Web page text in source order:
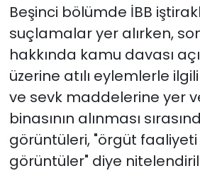
Beşinci bölümde İBB
suçlamalar yer alırken,
hakkında kamu davası
üzerine atılı eylemlerle
ve sevk maddelerine yer
binasının alınması
görüntüleri, "örgüt faaliyeti
görüntüler" diye